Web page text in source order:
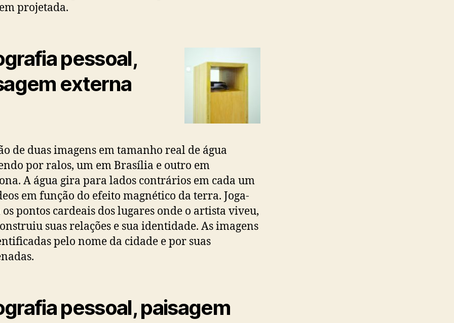
projetada.
pessoal,
externa
de duas imagens em tamanho real de água
por ralos, um em Brasília e outro em
A água gira para lados contrários em cada um
em função do efeito magnético da terra. Joga-
os pontos cardeais dos lugares onde o artista viveu,
suas relações e sua identidade. As imagens
pelo nome da cidade e por suas
pessoal, paisagem